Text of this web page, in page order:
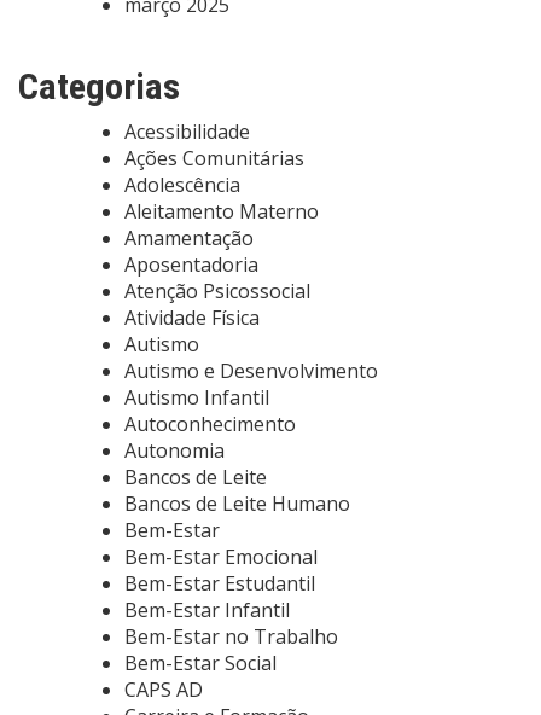
Categorias
Acessibilidade
Ações Comunitárias
Adolescência
Aleitamento Materno
Amamentação
Aposentadoria
Atenção Psicossocial
Atividade Física
Autismo
Autismo e Desenvolvimento
Autismo Infantil
Autoconhecimento
Autonomia
Bancos de Leite
Bancos de Leite Humano
Bem-Estar
Bem-Estar Emocional
Bem-Estar Estudantil
Bem-Estar Infantil
Bem-Estar no Trabalho
Bem-Estar Social
CAPS AD